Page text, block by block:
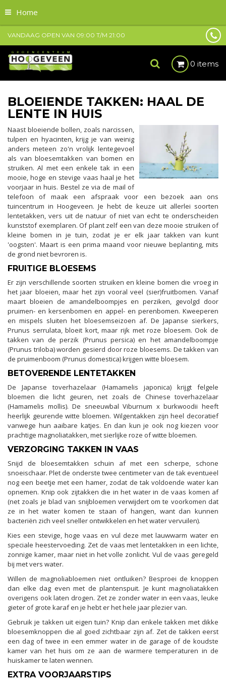
Home
VANDAAG OPEN VAN 09:00 T/M 21:00
0 items
BLOEIENDE TAKKEN: HAAL DE
LENTE IN HUIS
Naast bloeiende bollen, zoals narcissen,
tulpen en hyacinten, krijg je van weinig
anders meteen zo'n vrolijk lentegevoel
als van bloesemtakken van bomen en
struiken. Al met een enkele tak in een
mooie, hoge en stevige vaas haal je het
voorjaar in huis. Bestel ze via de mail of
telefoon of maak een afspraak voor een bezoek aan ons
tuincentrum in Hoogeveen. Je hebt de keuze uit allerlei soorten
lentetakken, vers uit de natuur of niet van echt te onderscheiden
kunststof exemplaren. Of plant zelf een van deze mooie struiken of
kleine bomen in je tuin, zodat je er elk jaar takken van kunt
'oogsten'. Maart is een prima maand voor nieuwe beplanting, mits
de grond niet bevroren is.
FRUITIGE BLOESEMS
Er zijn verschillende soorten struiken en kleine bomen die vroeg in
het jaar bloeien, maar het zijn vooral veel (sier)fruitbomen. Vanaf
maart bloeien de amandelboompjes en perziken, gevolgd door
pruimen- en kersenbomen en appel- en perenbomen. Kweeperen
en mispels sluiten het bloesemseizoen af. De Japanse sierkers,
Prunus serrulata, bloeit kort, maar rijk met roze bloesem. Ook de
takken van de perzik (Prunus persica) en het amandelboompje
(Prunus triloba) worden gesierd door roze bloesems. De takken van
de pruimenboom (Prunus domestica) krijgen witte bloesem.
BETOVERENDE LENTETAKKEN
De Japanse toverhazelaar (Hamamelis japonica) krijgt felgele
bloemen die licht geuren, net zoals de Chinese toverhazelaar
(Hamamelis mollis). De sneeuwbal Viburnum x burkwoodii heeft
heerlijk geurende witte bloemen. Wilgentakken zijn heel decoratief
vanwege hun aaibare katjes. En dan kun je ook nog kiezen voor
prachtige magnoliatakken, met sierlijke roze of witte bloemen.
VERZORGING TAKKEN IN VAAS
Snijd de bloesemtakken schuin af met een scherpe, schone
snoeischaar. Plet de onderste twee centimeter van de tak eventueel
nog een beetje met een hamer, zodat de tak voldoende water kan
opnemen. Knip ook zijtakken die in het water in de vaas komen af
(net zoals je blad van snijbloemen verwijdert om te voorkomen dat
ze in het water komen te staan of hangen, want dan kunnen
bacteriën zich veel sneller ontwikkelen en het water vervuilen).
Kies een stevige, hoge vaas en vul deze met lauwwarm water en
speciale heestervoeding. Zet de vaas met lentetakken in een lichte,
zonnige kamer, maar niet in het volle zonlicht. Vul de vaas geregeld
bij met vers water.
Willen de magnoliabloemen niet ontluiken? Besproei de knoppen
dan elke dag even met de plantenspuit. Je kunt magnoliatakken
overigens ook laten drogen. Zet ze zonder water in een vaas, leuke
gieter of grote karaf en je hebt er het hele jaar plezier van.
Gebruik je takken uit eigen tuin? Knip dan enkele takken met dikke
bloesemknoppen die al goed zichtbaar zijn af. Zet de takken eerst
een dag of twee in een emmer water in de garage of de koudste
kamer van het huis om ze aan de warmere temperaturen in de
huiskamer te laten wennen.
EXTRA VOORJAARSTIPS